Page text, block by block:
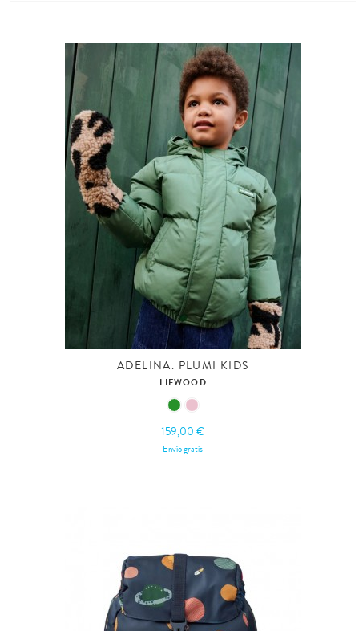
ADELINA. PLUMI KIDS
LIEWOOD
159,00 €
Envío gratis